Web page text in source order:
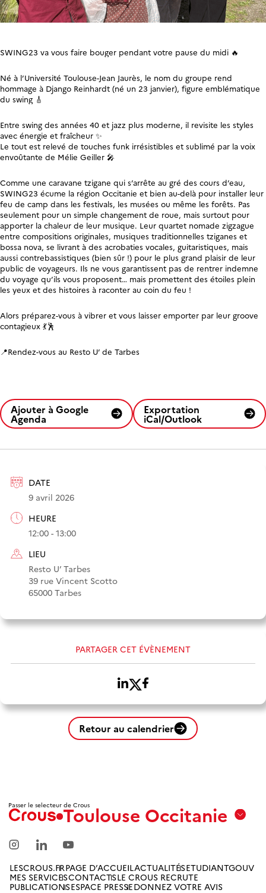
DATE
9 avril 2026
HEURE
12:00 - 13:00
LIEU
Resto U’ Tarbes
39 rue Vincent Scotto
65000 Tarbes
PARTAGER CET ÉVÈNEMENT
SWING23 va vous faire bouger pendant votre pause du midi 🔥
Né à l’Université Toulouse-Jean Jaurès, le nom du groupe rend
hommage à Django Reinhardt (né un 23 janvier), figure emblématique
du swing 🎸
Entre swing des années 40 et jazz plus moderne, il revisite les styles
avec énergie et fraîcheur ✨
Le tout est relevé de touches funk irrésistibles et sublimé par la voix
envoûtante de Mélie Geiller 🎤
Comme une caravane tzigane qui s’arrête au gré des cours d’eau,
SWING23 écume la région Occitanie et bien au-delà pour installer leur
feu de camp dans les festivals, les musées ou même les forêts. Pas
seulement pour un simple changement de roue, mais surtout pour
apporter la chaleur de leur musique. Leur quartet nomade zigzague
entre compositions originales, musiques traditionnelles tziganes et
bossa nova, se livrant à des acrobaties vocales, guitaristiques, mais
aussi contrebassistiques (bien sûr !) pour le plus grand plaisir de leur
public de voyageurs. Ils ne vous garantissent pas de rentrer indemne
du voyage qu’ils vous proposent… mais promettent des étoiles plein
les yeux et des histoires à raconter au coin du feu !
Alors préparez-vous à vibrer et vous laisser emporter par leur groove
contagieux 💃🕺
📍Rendez-vous au Resto U’ de Tarbes
Ajouter à Google
Agenda
Exportation
iCal/Outlook
Retour au calendrier
Passer le selecteur de CrousToulouse Occitanie
Marseille
Amiens
LESCROUS.FRPAGE D’ACCUEILACTUALITÉSETUDIANTGOUV
MES SERVICESCONTACTSLE CROUS RECRUTE
PUBLICATIONSESPACE PRESSEDONNEZ VOTRE AVIS